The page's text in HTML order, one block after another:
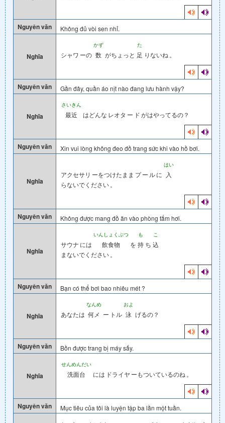
Nguyên văn Không đủ vòi sen nhỉ.
Nghĩa シャワ ーの
かず
数 がちょっと
た
足 りないね 。
Nguyên văn Gần đây, quần áo nịt nào đang lưu hành vậy?
Nghĩa
さいきん
最近 はどんな レオタ ー ドがはやってるの？
Nguyên văn Xin vui lòng không đeo đồ trang sức khi vào hồ bơi.
Nghĩa
アクセサリ ーをつけたまま プー ルに
はい
入
らないでください 。
Nguyên văn Không được mang đồ ăn vào phòng tắm hơi.
Nghĩa
サウナ には
いんしょくぶつ
飲食物 を
も
持 ち
こ
込
まないでください 。
Nguyên văn Bạn có thể bơi bao nhiêu mét ?
Nghĩa あなたは
なんめ
何メ ー トル
およ
泳 げるの？
Nguyên văn Bồn được trang bị máy sấy.
Nghĩa
せんめんだい
洗面台 には ドライヤ ーもついているのね 。
Nguyên văn Mục tiêu của tôi là luyện tập ba lần một tuần.